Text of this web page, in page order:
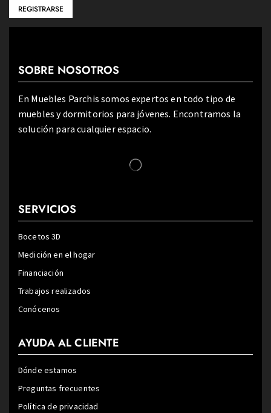
SOBRE NOSOTROS
En Muebles Parchis somos expertos en todo tipo de
muebles y dormitorios para jóvenes. Encontramos la
solución para cualquier espacio.
SERVICIOS
Bocetos 3D
Medición en el hogar
Financiación
Trabajos realizados
Conócenos
AYUDA AL CLIENTE
Dónde estamos
Preguntas frecuentes
Política de privacidad